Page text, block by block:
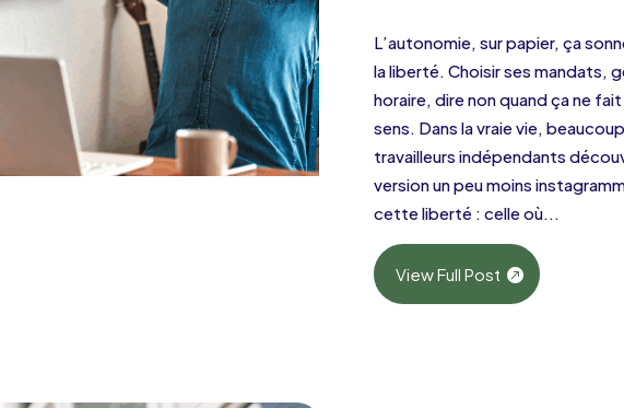
L’autonomie, sur papier, ça
la liberté. Choisir ses mandats,
horaire, dire non quand ça ne
sens. Dans la vraie vie,
travailleurs indépendants
version un peu moins
cette liberté : celle où...
View Full Post